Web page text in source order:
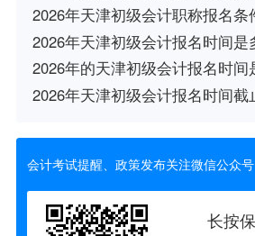
2026年天津初级会计职称报名条
2026年天津初级会计报名时间是
2026年的天津初级会计报名时间
2026年天津初级会计报名时间截
会计考试提醒、政策发布关注微信公众号
长按